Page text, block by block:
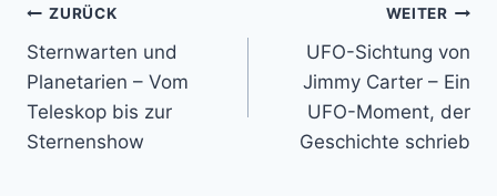
Beitragsnavigation
ZURÜCK
Sternwarten und
Planetarien – Vom
Teleskop bis zur
Sternenshow
WEITER
UFO-Sichtung von
Jimmy Carter – Ein
UFO-Moment, der
Geschichte schrieb